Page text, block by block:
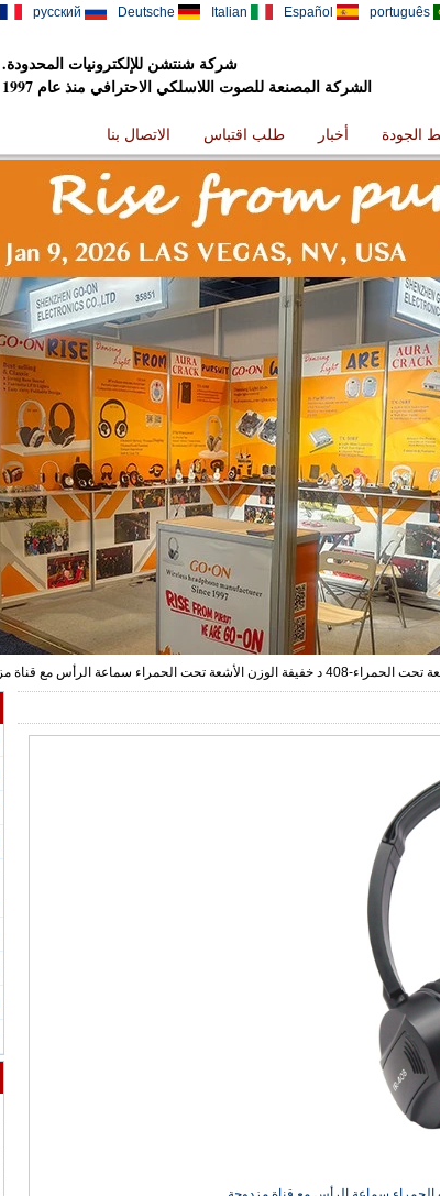
русский Deutsche Italian Español português
شركة شنتشن للإلكترونيات المحدودة.
الشركة المصنعة للصوت اللاسلكي الاحترافي منذ عام 1997
الجودة أخبار طلب اقتباس الاتصال بنا
408 د خفيفة الوزن الأشعة تحت الحمراء سماعة الرأس مع قناة مزدوجة